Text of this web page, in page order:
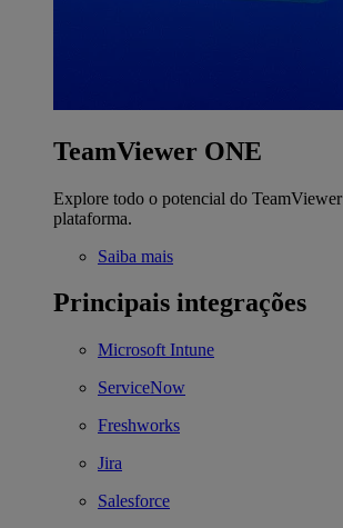
TeamViewer ONE
Explore todo o potencial do
plataforma.
Saiba mais
Principais integrações
Microsoft Intune
ServiceNow
Freshworks
Jira
Salesforce